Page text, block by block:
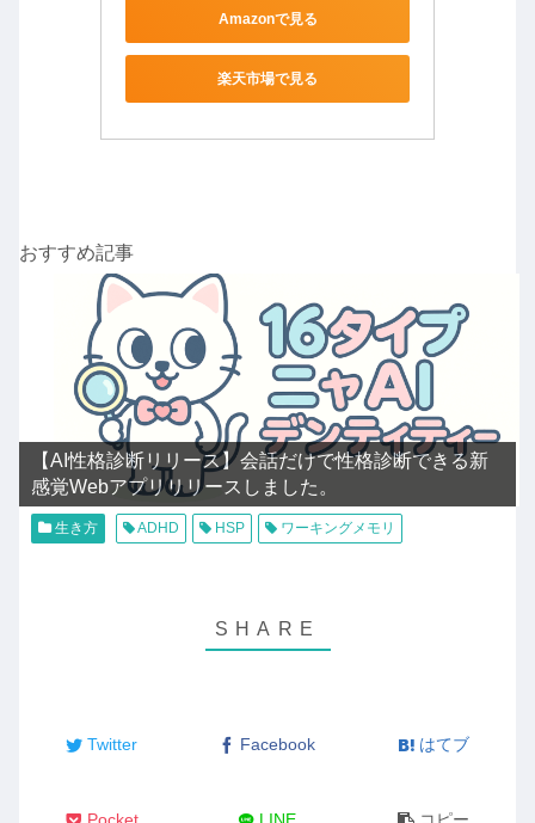
Amazonで見る
楽天市場で見る
おすすめ記事
【AI性格診断リリース】会話だけで性格診断できる新
感覚Webアプリリリースしました。
生き方 ADHD HSP ワーキングメモリ
Twitter Facebook はてブ